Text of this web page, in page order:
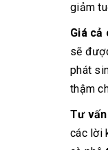
giảm
Giá cả
sẽ
phát
thậm
Tư
các lời